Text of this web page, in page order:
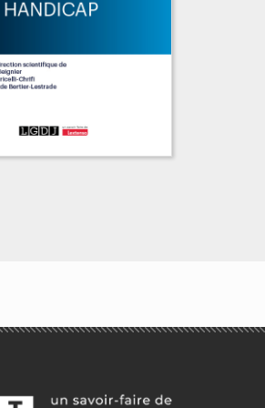
handicap